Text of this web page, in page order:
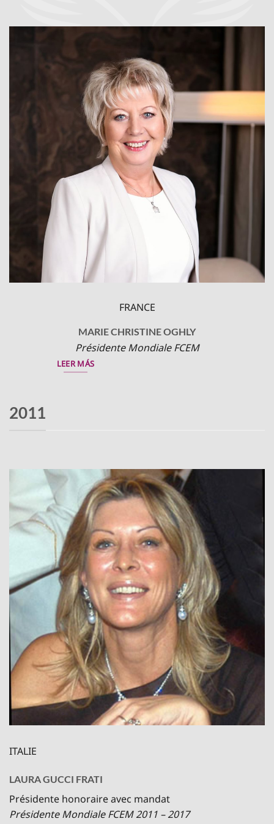
FRANCE
MARIE CHRISTINE OGHLY
Présidente Mondiale FCEM
LEER MÁS
2011
ITALIE
LAURA GUCCI FRATI
Présidente honoraire avec mandat
Présidente Mondiale FCEM 2011 – 2017